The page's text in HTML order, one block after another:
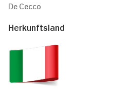
De Cecco
Herkunftsland